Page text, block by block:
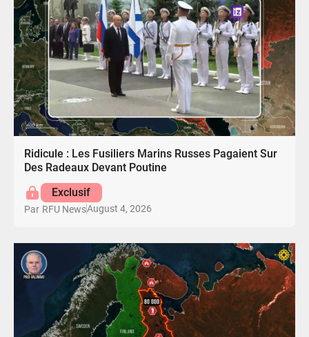
Ridicule : Les Fusiliers Marins Russes Pagaient Sur
Des Radeaux Devant Poutine
Exclusif
Par RFU NewsAugust 4, 2026